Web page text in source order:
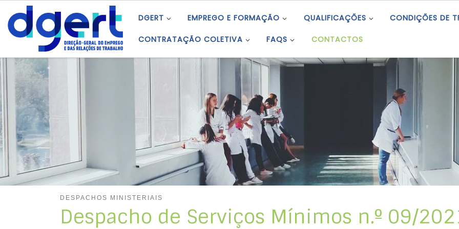
Skip to content DGERT EMPREGO E FORMAÇÃO QUALIFICAÇÕES CONDIÇÕES DE
CONTRATAÇÃO COLETIVA FAQS CONTACTOS
DESPACHOS MINISTERIAIS
Despacho de Serviços Mínimos n.º 09/